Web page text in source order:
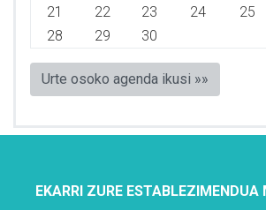
21
22 23 24 25
28
29 30
Urte osoko agenda ikusi »»
EKARRI ZURE ESTABLEZIMENDUA